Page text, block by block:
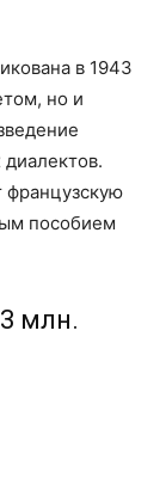
в 1943
но и
французскую
пособием
млн.